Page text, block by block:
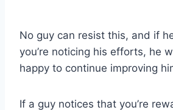
No guy can resist this, and if
you’re noticing his efforts, he
happy to continue improving
If a guy notices that you’re